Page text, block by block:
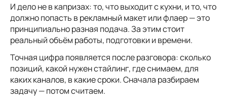
И дело не в капризах: то, что выходит с кухни, и то, что
должно попасть в рекламный макет или флаер — это
принципиально разная подача. За этим стоит
реальный объём работы, подготовки и времени.
Точная цифра появляется после разговора: сколько
позиций, какой нужен стайлинг, где снимаем, для
каких каналов, в какие сроки. Сначала разбираем
задачу — потом считаем.